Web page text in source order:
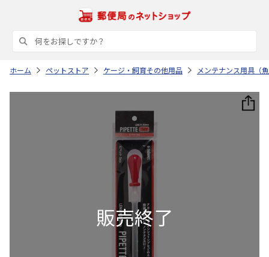
ホーム ペットストア ケージ・飼育その他用品 メンテナンス用具（